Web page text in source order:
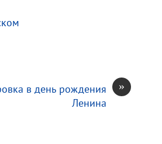
»
в день рождения
Ленина